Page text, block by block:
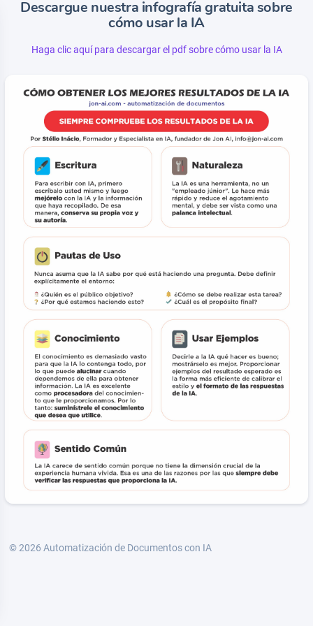
Descargue nuestra infografía gratuita sobre
cómo usar la IA
Haga clic aquí para descargar el pdf sobre cómo usar la IA
© 2026 Automatización de Documentos con IA